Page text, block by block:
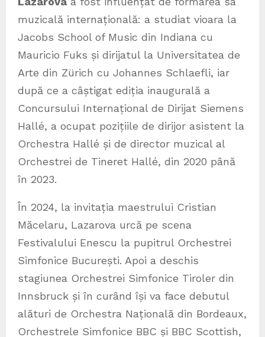
muzicală internațională: a studiat vioara la
Jacobs School of Music din Indiana cu
Mauricio Fuks și dirijatul la Universitatea de
Arte din Zürich cu Johannes Schlaefli, iar
după ce a câștigat ediția inaugurală a
Concursului Internațional de Dirijat Siemens
Hallé, a ocupat pozițiile de dirijor asistent la
Orchestra Hallé și de director muzical al
Orchestrei de Tineret Hallé, din 2020 până
în 2023.
În 2024, la invitația maestrului Cristian
Măcelaru, Lazarova urcă pe scena
Festivalului Enescu la pupitrul Orchestrei
Simfonice București. Apoi a deschis
stagiunea Orchestrei Simfonice Tiroler din
Innsbruck și în curând își va face debutul
alături de Orchestra Națională din Bordeaux,
Orchestrele Simfonice BBC și BBC Scottish,